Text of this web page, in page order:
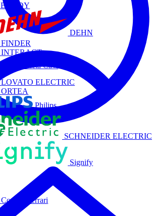
BRADY
DEHN
FINDER
INTERACT
La Triveneta Cavi
LOVATO ELECTRIC
ORTEA
Philips
SCHNEIDER ELECTRIC
Signify
Comoli Ferrari